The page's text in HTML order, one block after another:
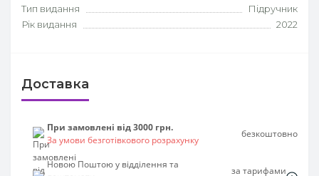
Тип видання
Підручник
Рік видання
2022
Доставка
При замовлені від 3000 грн.
За умови безготівкового розрахунку
безкоштовно
Новою Поштою у відділення та
за тарифами